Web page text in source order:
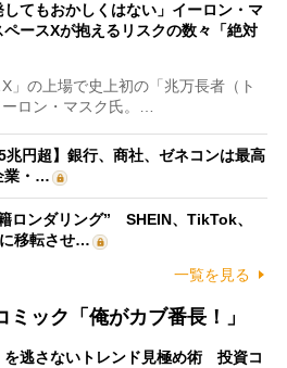
してもおかしくはない」イーロン・マ
ペースXが抱えるリスクの数々「絶対
」の上場で史上初の「兆万長者（ト
ーロン・マスク氏。…
兆円超】銀行、商社、ゼネコンは最高
業・…
ロンダリング” SHEIN、TikTok、
移転させ…
一覧を見る
ック「俺がカブ番長！」
を逃さないトレンド見極め術 投資コ